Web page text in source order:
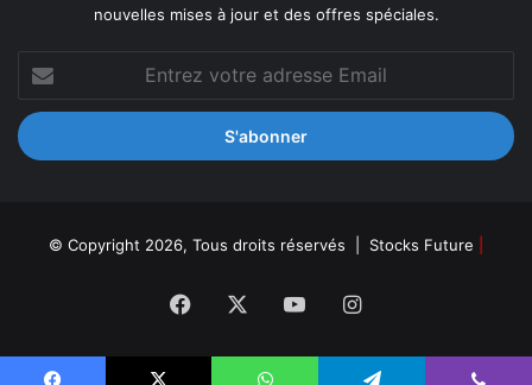
nouvelles mises à jour et des offres spéciales.
votre
adresse
Email
© Copyright 2026, Tous droits réservés | Stocks Future
Facebook YouTubeInstagram